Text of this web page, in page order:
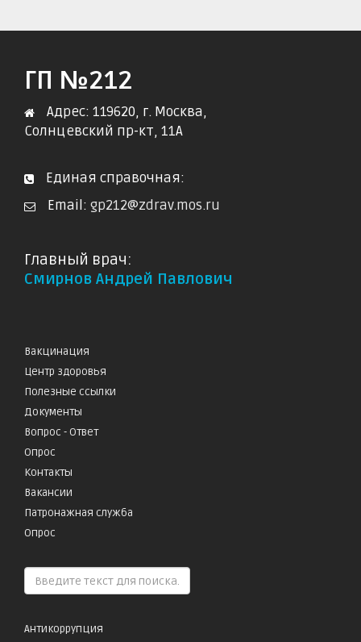
ГП №212
Адрес: 119620, г. Москва,
Солнцевский пр-кт, 11А
Единая справочная:
Email: gp212@zdrav.mos.ru
Главный врач:
Смирнов Андрей Павлович
Вакцинация
Центр здоровья
Полезные ссылки
Документы
Вопрос - Ответ
Опрос
Контакты
Вакансии
Патронажная служба
Опрос
Антикоррупция